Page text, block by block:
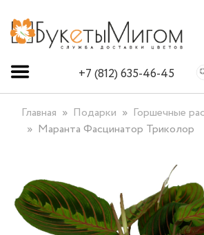
+7 (812) 635-46-45
Главная Подарки
Горшечные
Маранта Фасцинатор Триколор